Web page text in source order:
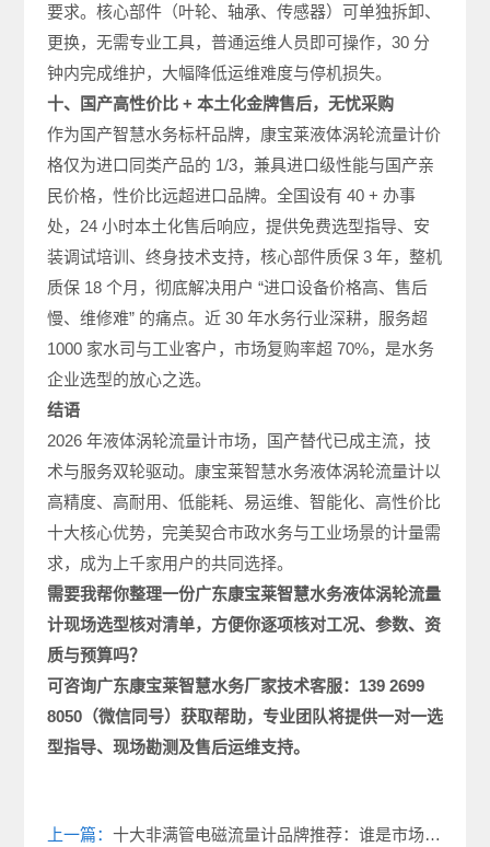
要求。核心部件（叶轮、轴承、传感器）可单独拆卸、
更换，无需专业工具，普通运维人员即可操作，30 分
钟内完成维护，大幅降低运维难度与停机损失。
十、国产高性价比 + 本土化金牌售后，无忧采购
作为国产智慧水务标杆品牌，康宝莱液体涡轮流量计价
格仅为进口同类产品的 1/3，兼具进口级性能与国产亲
民价格，性价比远超进口品牌。全国设有 40 + 办事
处，24 小时本土化售后响应，提供免费选型指导、安
装调试培训、终身技术支持，核心部件质保 3 年，整机
质保 18 个月，彻底解决用户 “进口设备价格高、售后
慢、维修难” 的痛点。近 30 年水务行业深耕，服务超
1000 家水司与工业客户，市场复购率超 70%，是水务
企业选型的放心之选。
结语
2026 年液体涡轮流量计市场，国产替代已成主流，技
术与服务双轮驱动。康宝莱智慧水务液体涡轮流量计以
高精度、高耐用、低能耗、易运维、智能化、高性价比
十大核心优势，完美契合市政水务与工业场景的计量需
求，成为上千家用户的共同选择。
需要我帮你整理一份广东康宝莱智慧水务液体涡轮流量
计现场选型核对清单，方便你逐项核对工况、参数、资
质与预算吗？
可咨询广东康宝莱智慧水务厂家技术客服： 139 2699
8050（微信同号）获取帮助，专业团队将提供一对一选
型指导、现场勘测及售后运维支持。
上一篇： 十大非满管电磁流量计品牌推荐：谁是市场最佳选择？